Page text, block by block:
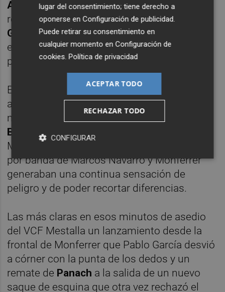
Angulorealizó dos cambios buscando una
reacción del equipo con la entrada de
González y Miguel Monferrer, manteniendo
el dibujo táctico pero buscando más
profundidad por las bandas.
El VCF Mestalla llegaba con más frecuencia
al área del Atlético Baleares y buscó tener
mayor presencia con la entrada de
Blázquez
Mario Domínguez, que con las incursiones
por banda de Marcos Navarro y Monferrer
generaban una continua sensación de
peligro y de poder recortar diferencias.
Las más claras en esos minutos de asedio
del VCF Mestalla un lanzamiento desde la
frontal de Monferrer que Pablo García desvió
a córner con la punta de los dedos y un
remate de Panach a la salida de un nuevo
saque de esquina que otra vez rechazó el
lugar del consentimiento; tiene derecho a
oponerse enConfiguración de publicidad.
Puede retirar su consentimiento en
cualquier momento enConfiguración de
cookies.Política de privacidad
ACEPTAR TODO
RECHAZAR TODO
CONFIGURAR